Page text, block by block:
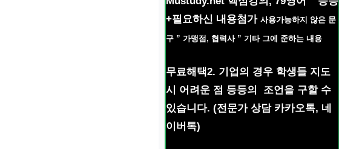
+필요하신 내용첨가 사용가능하지 않은 문
구 ” 가맹점, 협력사 ” 기타 그에 준하는 내용
무료해택2. 기업의 경우 학생들 지도
시 어려운 점 등등의 조언을 구할 수
있습니다. (전문가 상담 카카오톡, 네
이버톡)